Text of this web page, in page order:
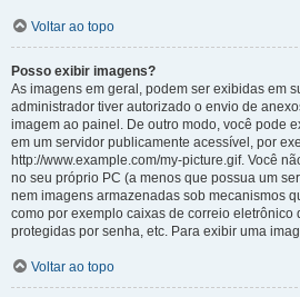
Voltar ao topo
Posso exibir imagens?
As imagens em geral, podem ser exibidas em
administrador tiver autorizado o envio de
imagem ao painel. De outro modo, você pode
em um servidor publicamente acessível, por
http://www.example.com/my-picture.gif. Você
no seu próprio PC (a menos que possua um
nem imagens armazenadas sob mecanismos
como por exemplo caixas de correio eletrônico
protegidas por senha, etc. Para exibir uma
Voltar ao topo